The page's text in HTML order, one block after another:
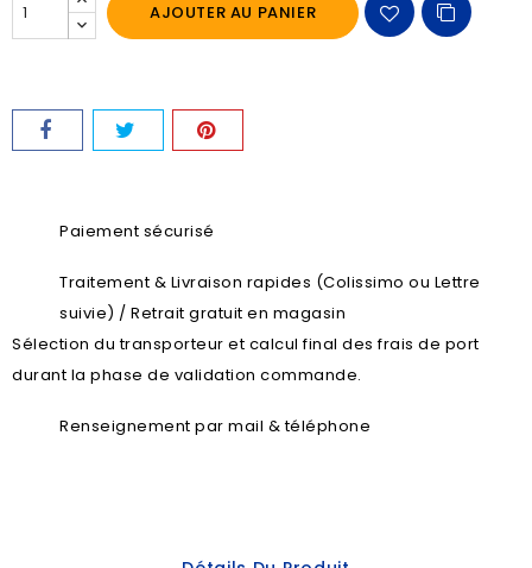
AJOUTER AU PANIER
Paiement sécurisé
Traitement & Livraison rapides (Colissimo ou Lettre
suivie) / Retrait gratuit en magasin
Sélection du transporteur et calcul final des frais de port
durant la phase de validation commande.
Renseignement par mail & téléphone